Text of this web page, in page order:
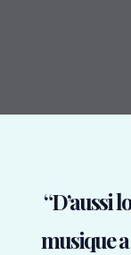
“D’aussi
musique